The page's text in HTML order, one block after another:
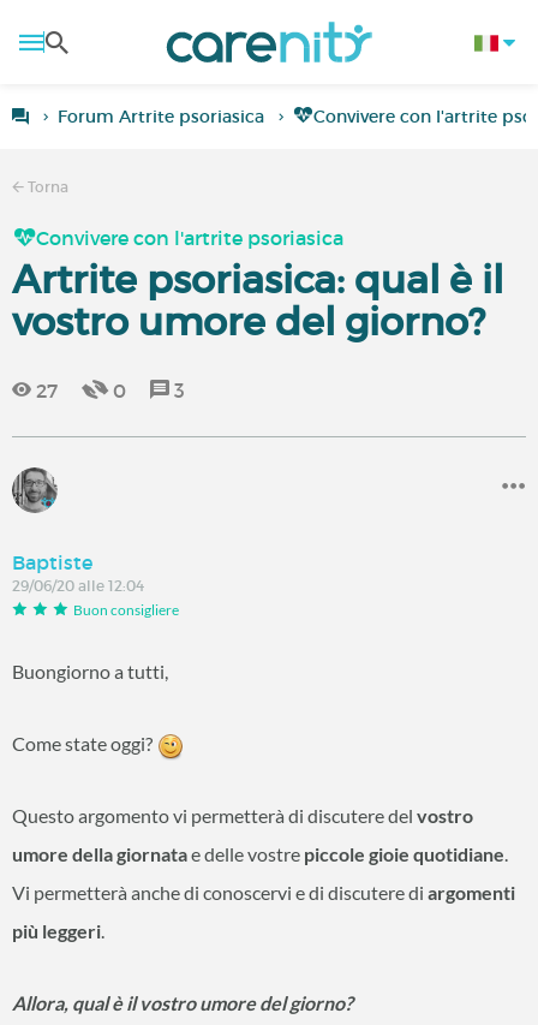
Forum Artrite psoriasica Convivere con l'artrite
Torna
Convivere con l'artrite psoriasica
Artrite psoriasica: qual è il
vostro umore del giorno?
27 0 3
Baptiste
29/06/20 alle 12:04
Buon consigliere
Buongiorno a tutti,
Come state oggi?
Questo argomento vi permetterà di discutere del vostro
umore della giornatae delle vostre piccole gioie quotidiane.
Vi permetterà anche di conoscervi e di discutere di argomenti
più leggeri.
Allora, qual è il vostro umore del giorno?